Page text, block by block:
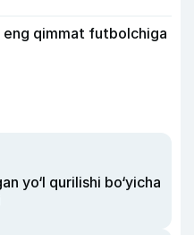
eng qimmat futbolchiga
yo‘l qurilishi bo‘yicha